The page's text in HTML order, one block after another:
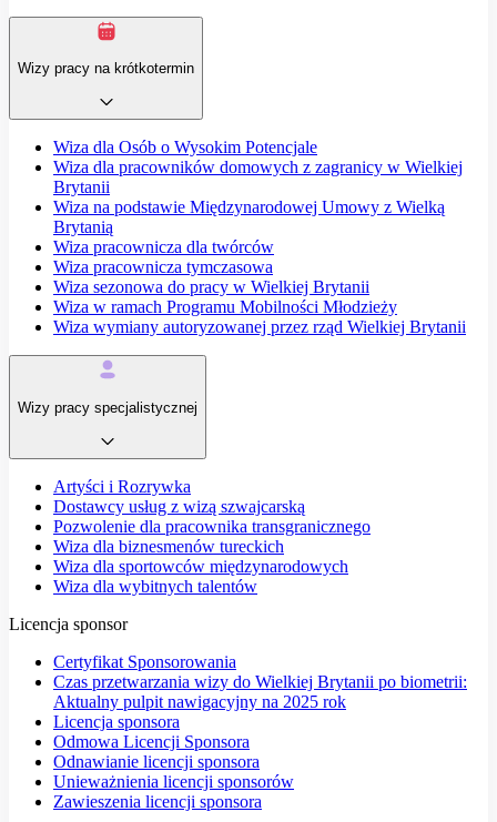
Wizy pracy na krótkotermin
Wiza dla Osób o Wysokim Potencjale
Wiza dla pracowników domowych z zagranicy w Wielkiej
Brytanii
Wiza na podstawie Międzynarodowej Umowy z Wielką
Brytanią
Wiza pracownicza dla twórców
Wiza pracownicza tymczasowa
Wiza sezonowa do pracy w Wielkiej Brytanii
Wiza w ramach Programu Mobilności Młodzieży
Wiza wymiany autoryzowanej przez rząd Wielkiej Brytanii
Wizy pracy specjalistycznej
Artyści i Rozrywka
Dostawcy usług z wizą szwajcarską
Pozwolenie dla pracownika transgranicznego
Wiza dla biznesmenów tureckich
Wiza dla sportowców międzynarodowych
Wiza dla wybitnych talentów
Licencja sponsor
Certyfikat Sponsorowania
Czas przetwarzania wizy do Wielkiej Brytanii po biometrii:
Aktualny pulpit nawigacyjny na 2025 rok
Licencja sponsora
Odmowa Licencji Sponsora
Odnawianie licencji sponsora
Unieważnienia licencji sponsorów
Zawieszenia licencji sponsora